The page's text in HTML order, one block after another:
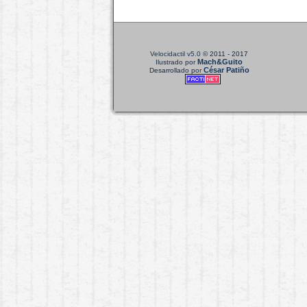
Velocidactil v5.0 © 2011 - 2017
Ilustrado porMach&Guito
Desarrollado porCésar Patiño